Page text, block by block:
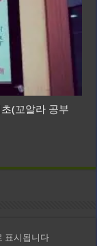
(꼬알라 공부
표시됩니다